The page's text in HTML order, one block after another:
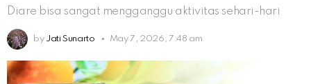
Diare bisa sangat mengganggu aktivitas sehari-hari
by Jati Sunarto May 7, 2026, 7:48 am